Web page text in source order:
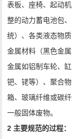
表板、座椅、起动
整的动力蓄电池包
统）、各类液态物
金属材料（黑色金
金属如铝制车轮、
钯、铑等）、聚合
箱、玻璃纤维或碳
一般固体废物。
2 主要规范的过程：